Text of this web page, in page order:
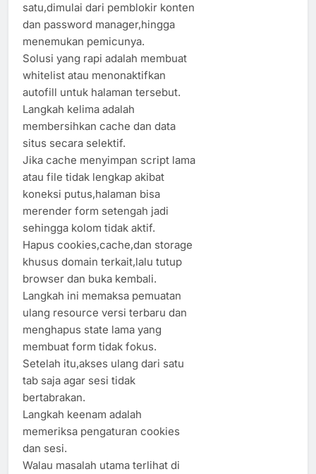
satu,dimulai dari pemblokir konten
dan password manager,hingga
menemukan pemicunya.
Solusi yang rapi adalah membuat
whitelist atau menonaktifkan
autofill untuk halaman tersebut.
Langkah kelima adalah
membersihkan cache dan data
situs secara selektif.
Jika cache menyimpan script lama
atau file tidak lengkap akibat
koneksi putus,halaman bisa
merender form setengah jadi
sehingga kolom tidak aktif.
Hapus cookies,cache,dan storage
khusus domain terkait,lalu tutup
browser dan buka kembali.
Langkah ini memaksa pemuatan
ulang resource versi terbaru dan
menghapus state lama yang
membuat form tidak fokus.
Setelah itu,akses ulang dari satu
tab saja agar sesi tidak
bertabrakan.
Langkah keenam adalah
memeriksa pengaturan cookies
dan sesi.
Walau masalah utama terlihat di